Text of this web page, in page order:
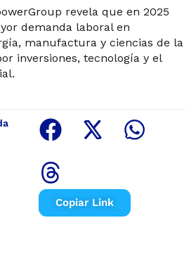
revela que en 2025
demanda laboral en
manufactura y ciencias de la
inversiones, tecnología y el
Copiar Link